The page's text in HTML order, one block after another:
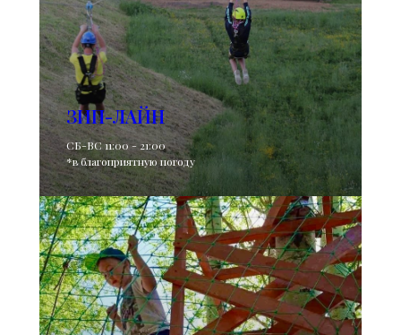
ЗИП-ЛАЙН
СБ-ВС 11:00 - 21:00
*в благоприятную погоду